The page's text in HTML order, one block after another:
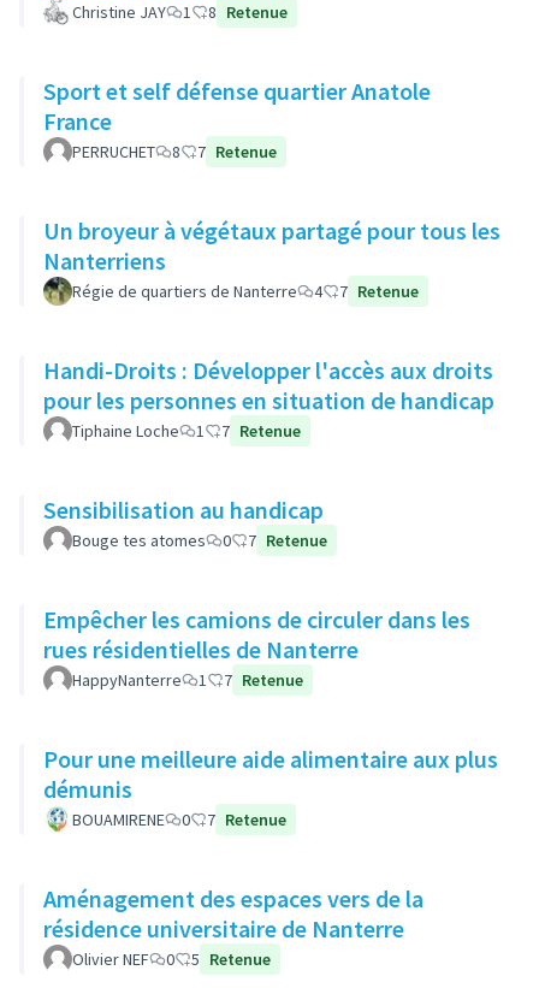
Christine JAY 1 8 Retenue
Sport et self défense quartier Anatole
France
PERRUCHET 8 7 Retenue
Un broyeur à végétaux partagé pour tous les
Nanterriens
Régie de quartiers de Nanterre 4 7 Retenue
Handi-Droits : Développer l'accès aux droits
pour les personnes en situation de handicap
Tiphaine Loche 1 7 Retenue
Sensibilisation au handicap
Bouge tes atomes 0 7 Retenue
Empêcher les camions de circuler dans les
rues résidentielles de Nanterre
HappyNanterre 1 7 Retenue
Pour une meilleure aide alimentaire aux plus
démunis
BOUAMIRENE 0 7 Retenue
Aménagement des espaces vers de la
résidence universitaire de Nanterre
Olivier NEF 0 5 Retenue